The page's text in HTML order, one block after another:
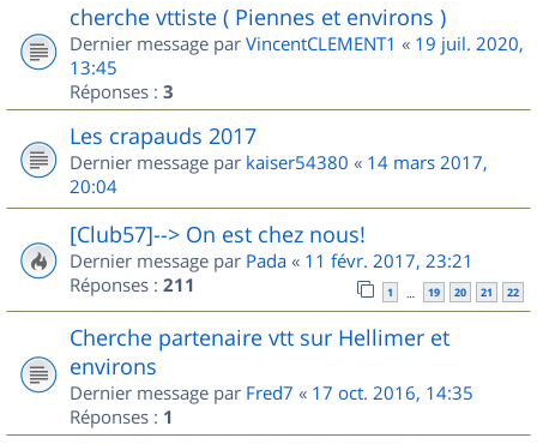
cherche vttiste ( Piennes et environs )
Dernier message par VincentCLEMENT1 « 19 juil. 2020,
13:45
Réponses : 3
Les crapauds 2017
Dernier message par kaiser54380 « 14 mars 2017,
20:04
[Club57]--> On est chez nous!
Dernier message par Pada « 11 févr. 2017, 23:21
Réponses : 211 1 … 19 20 21 22
Cherche partenaire vtt sur Hellimer et
environs
Dernier message par Fred7 « 17 oct. 2016, 14:35
Réponses : 1